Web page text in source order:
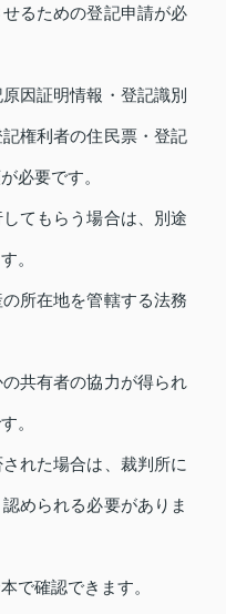
るための登記申請が必
因証明情報・登記識別
権利者の住民票・登記
必要です。
てもらう場合は、別途
。
所在地を管轄する法務
共有者の協力が得られ
。
れた場合は、裁判所に
められる必要がありま
で確認できます。